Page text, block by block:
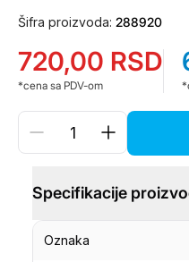
Šifra proizvoda: 288920
720,00 RSD
*cena sa PDV-om
Specifikacije
Oznaka